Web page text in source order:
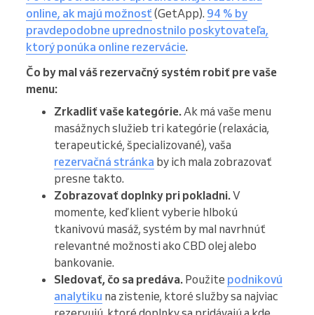
online, ak majú možnosť(GetApp). 94 % by
pravdepodobne uprednostnilo poskytovateľa,
ktorý ponúka online rezervácie.
Čo by mal váš rezervačný systém robiť pre vaše
menu:
Zrkadliť vaše kategórie.Ak má vaše menu
masážnych služieb tri kategórie (relaxácia,
terapeutické, špecializované), vaša
rezervačná stránka by ich mala zobrazovať
presne takto.
Zobrazovať doplnky pri pokladni.V
momente, keď klient vyberie hlbokú
tkanivovú masáž, systém by mal navrhnúť
relevantné možnosti ako CBD olej alebo
bankovanie.
Sledovať, čo sa predáva. Použite podnikovú
analytiku na zistenie, ktoré služby sa najviac